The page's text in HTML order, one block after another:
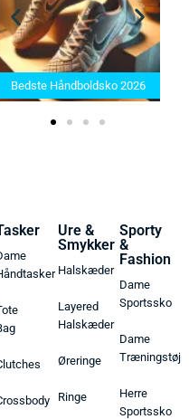
Bedste Håndboldsko 2026
Ure &
Smykker
Halskæder
Layered
Halskæder
Øreringe
Ringe
Sporty
&
Fashion
Dame
Sportssko
Dame
Træningstøj
Herre
Sportssko